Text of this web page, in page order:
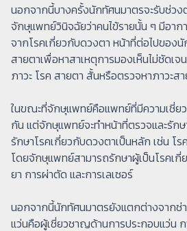
นอกจากนี้บางครั้งนักทัศนมาตรจะรับช่ว
จักษุแพทย์วินิจฉัยว่าคนไข้รายนั้น ๆ มีอาก
จากโรคเกี่ยวกับดวงตา หน้าที่ต่อไปของ
สายตาเพื่อหาสาเหตุการมองเห็นไม่ชัดเจ
ภาวะ โรค สายตา สั้นหรือตรวจหาภาวะส
ในขณะที่จักษุแพทย์คือแพทย์ที่มีความเชี่ย
กัน แต่จักษุแพทย์จะทำหน้าที่ตรวจและรัก
รักษาโรคเกี่ยวกับดวงตาเป็นหลัก เช่น โ
โดยจักษุแพทย์สามารถรักษาผู้เป็นโรคเกี่
ยา การผ่าตัด และการเลเซอร์
นอกจากนี้นักทัศนมาตรยังแตกต่างจากช่
แว่นคือผู้เชี่ยวชาญด้านการประกอบแว่น